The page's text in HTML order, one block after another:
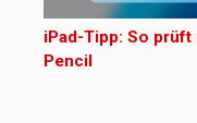
iPad-Tipp: So prüft
Pencil